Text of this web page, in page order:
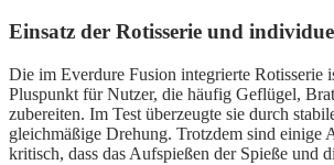
Einsatz der Rotisserie und
Die im Everdure Fusion integrierte Rotisserie
Pluspunkt für Nutzer, die häufig Geflügel,
zubereiten. Im Test überzeugte sie durch
gleichmäßige Drehung. Trotzdem sind einige
kritisch, dass das Aufspießen der Spieße und